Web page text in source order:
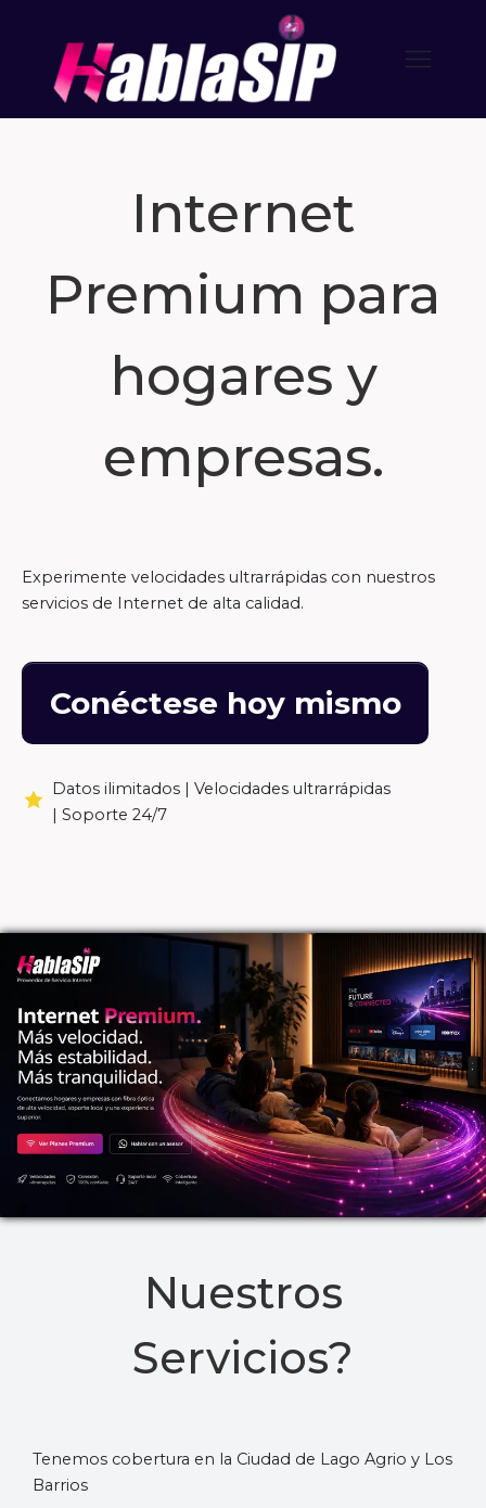
Internet
Premium para
hogares y
empresas.
Experimente velocidades ultrarrápidas con nuestros
servicios de Internet de alta calidad.
Conéctese hoy mismo
Datos ilimitados | Velocidades ultrarrápidas
| Soporte 24/7
Nuestros
Servicios?
Tenemos cobertura en la Ciudad de Lago Agrio y Los
Barrios